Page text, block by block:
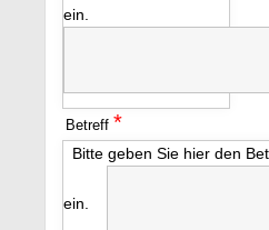
ein.
Betreff *
Bitte geben Sie hier den
ein.